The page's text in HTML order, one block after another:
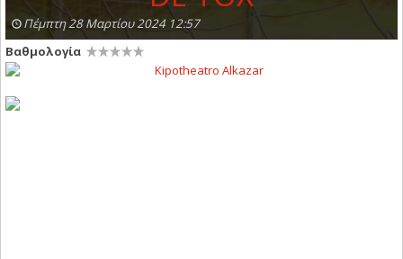
Πέμπτη 28 Μαρτίου 2024 12:57
Βαθμολογία